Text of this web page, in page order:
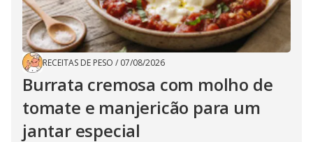
RECEITAS DE PESO / 07/08/2026
Burrata cremosa com molho de
tomate e manjericão para um
jantar especial